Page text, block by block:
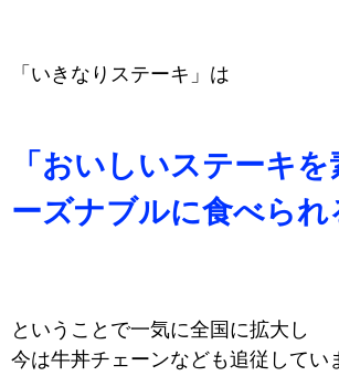
「いきなりステーキ」は
「おいしいステーキを
ーズナブルに食べられ
という ことで一気に全国に拡大し
今は牛丼チェーンなども追従してい